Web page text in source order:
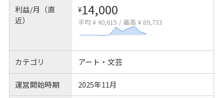
利益/月（直
近）
¥14,000
平均 ¥ 40,615 / 最高 ¥ 89,733
カテゴリ アート・文芸
運営開始時期 2025年11月